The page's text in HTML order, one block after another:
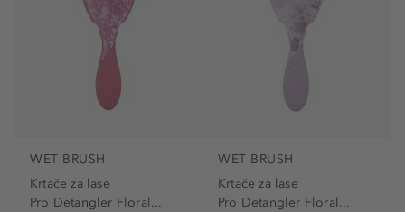
WET BRUSH
Krtače za lase
Pro Detangler Floral...
WET BRUSH
Krtače za lase
Pro Detangler Floral...